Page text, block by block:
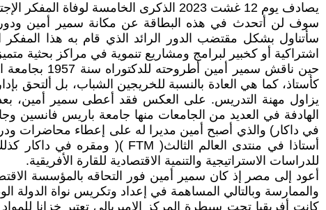
يصادف يوم 12 غشت 2023 الذكرى الخامسة لوفاة المفكر الإجتماعي العربي الكبير سمير أمين.
سوف لن أتحدث في هذه البطاقة عن مكانة سمير أمين
سأتناول بشكل مقتضب الدور الرائد الذي قام به هذا
اشتراكية أو كخبير لبرامج ومشاريع تنموية في مراكز بحثية
كأستاذ، كما هي العادة بالنسبة للخريجين الشباب، بل ألتحق
يزاول مهنة التدريس. على العكس فقد أعطى سمير أمين، بعد
في داكار) والذي أصبح أمين مديرا له على إعطاء محاضرات
للدراسات الاستراتيجية والتنمية الاقتصادية للقارة الأفريقية.
أعود إلى مصر إذ كان سمير أمين فور التحاقه بالمؤسسة
والممارسة وبالتالي المساهمة في إعداد وتكريس نواة الدولة
كانت أفريقيا تحت سيطرة المركز الإمبريالي تعتبر خزانا